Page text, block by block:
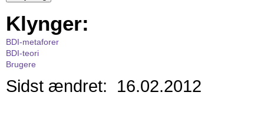
Klynger:
BDI-metaforer
BDI-teori
Brugere
Sidst ændret: 16.02.2012